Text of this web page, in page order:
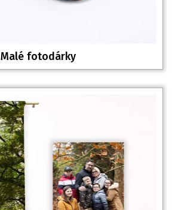
Malé fotodárky